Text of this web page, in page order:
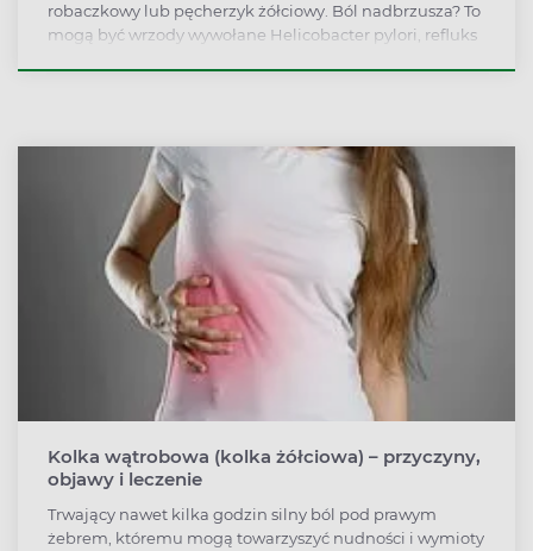
robaczkowy lub pęcherzyk żółciowy. Ból nadbrzusza? To
mogą być wrzody wywołane Helicobacter pylori, refluks
na nietolerancję laktozy. Ból brzucha w ciąży to
najczęściej prawidłowy objaw, ale w niektórych
przypadkach wymaga pilnej konsultacji. Jak
interpretować ból brzucha?
Kolka wątrobowa (kolka żółciowa) – przyczyny,
objawy i leczenie
Trwający nawet kilka godzin silny ból pod prawym
żebrem, któremu mogą towarzyszyć nudności i wymioty